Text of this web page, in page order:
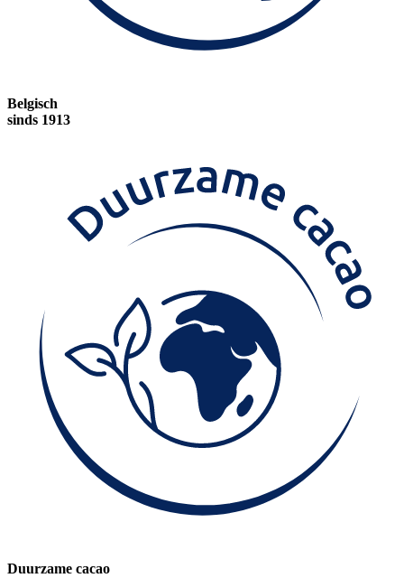
Belgisch
sinds 1913
Duurzame cacao